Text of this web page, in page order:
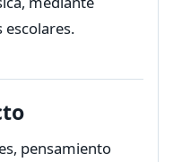
escolares.
pensamiento